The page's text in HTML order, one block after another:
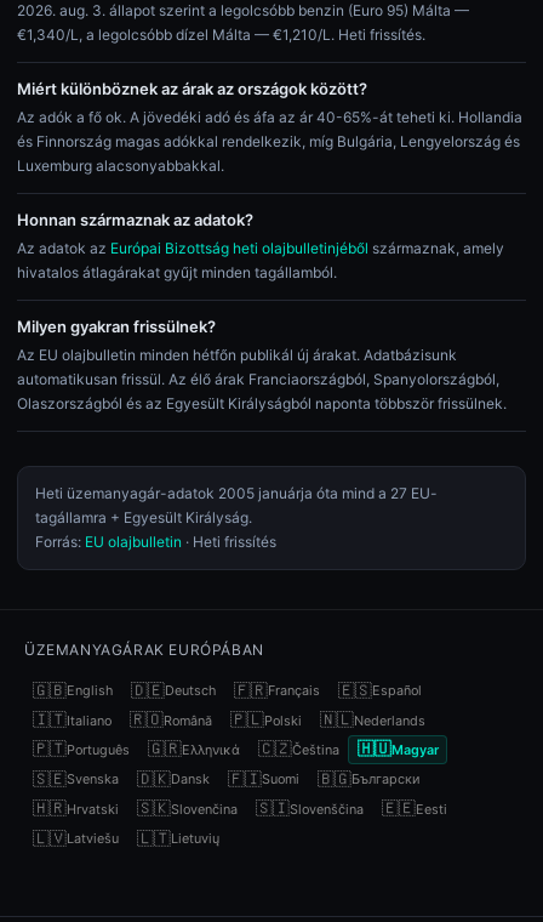
2026. aug. 3. állapot szerint a legolcsóbb benzin (Euro 95) Málta —
€1,340/L, a legolcsóbb dízel Málta — €1,210/L. Heti frissítés.
Miért különböznek az árak az országok között?
Az adók a fő ok. A jövedéki adó és áfa az ár 40-65%-át teheti ki. Hollandia
és Finnország magas adókkal rendelkezik, míg Bulgária, Lengyelország és
Luxemburg alacsonyabbakkal.
Honnan származnak az adatok?
Az adatok az Európai Bizottság heti olajbulletinjéből származnak, amely
hivatalos átlagárakat gyűjt minden tagállamból.
Milyen gyakran frissülnek?
Az EU olajbulletin minden hétfőn publikál új árakat. Adatbázisunk
automatikusan frissül. Az élő árak Franciaországból, Spanyolországból,
Olaszországból és az Egyesült Királyságból naponta többször frissülnek.
Heti üzemanyagár-adatok 2005 januárja óta mind a 27 EU-
tagállamra + Egyesült Királyság.
Forrás: EU olajbulletin · Heti frissítés
ÜZEMANYAGÁRAK EURÓPÁBAN
🇬🇧English 🇩🇪Deutsch 🇫🇷Français 🇪🇸Español
🇮🇹Italiano 🇷🇴Română 🇵🇱Polski 🇳🇱Nederlands
🇵🇹Português 🇬🇷Ελληνικά 🇨🇿Čeština 🇭🇺Magyar
🇸🇪Svenska 🇩🇰Dansk 🇫🇮Suomi 🇧🇬Български
🇭🇷Hrvatski 🇸🇰Slovenčina 🇸🇮Slovenščina 🇪🇪Eesti
🇱🇻Latviešu 🇱🇹Lietuvių